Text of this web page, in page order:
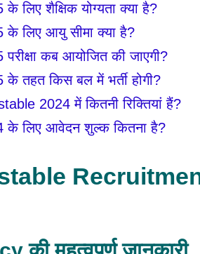
लिए शैक्षिक योग्यता क्या है?
लिए आयु सीमा क्या है?
कब आयोजित की जाएगी?
तहत किस बल में भर्ती होगी?
2024 में कितनी रिक्तियां हैं?
के लिए आवेदन शुल्क कितना है?